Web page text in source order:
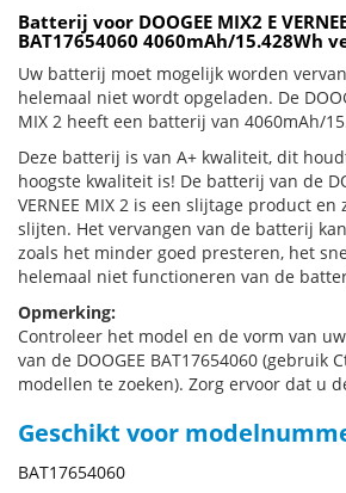
Batterij voor DOOGEE MIX2 E
BAT17654060 4060mAh/15.428Wh
Uw batterij moet mogelijk worden
helemaal niet wordt opgeladen. De
MIX 2 heeft een batterij van 4060mAh/
Deze batterij is van A+ kwaliteit, dit
hoogste kwaliteit is! De batterij van de
VERNEE MIX 2 is een slijtage product en
slijten. Het vervangen van de batterij
zoals het minder goed presteren, het
helemaal niet functioneren van de
Opmerking:
Controleer het model en de vorm van
van de DOOGEE BAT17654060 (gebruik
modellen te zoeken). Zorg ervoor dat u
Geschikt voor
BAT17654060